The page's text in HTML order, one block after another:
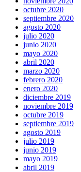
octubre 2020
septiembre 2020
agosto 2020
julio 2020
junio 2020
mayo 2020
abril 2020
marzo 2020
febrero 2020
enero 2020
diciembre 2019
noviembre 2019
octubre 2019
septiembre 2019
agosto 2019
julio 2019
junio 2019
mayo 2019
abril 2019